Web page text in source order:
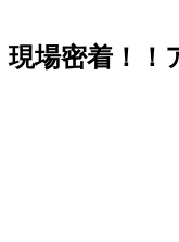
現場密着！！